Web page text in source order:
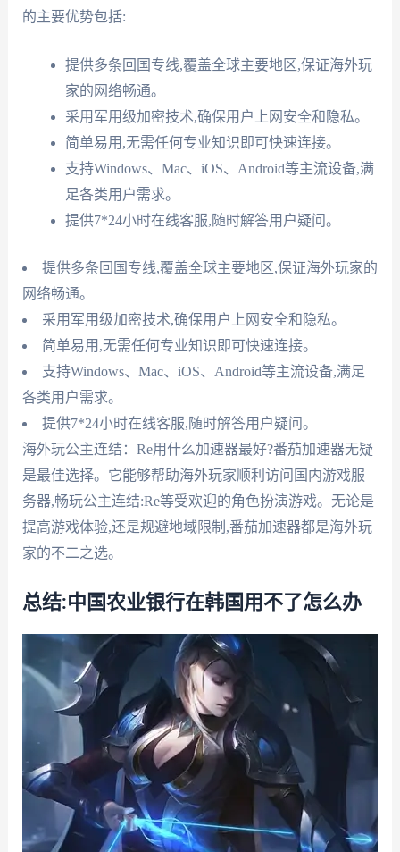
的主要优势包括:
提供多条回国专线,覆盖全球主要地区,保证海外玩
家的网络畅通。
采用军用级加密技术,确保用户上网安全和隐私。
简单易用,无需任何专业知识即可快速连接。
支持Windows、Mac、iOS、Android等主流设备,满
足各类用户需求。
提供7*24小时在线客服,随时解答用户疑问。
提供多条回国专线,覆盖全球主要地区,保证海外玩家的
网络畅通。
采用军用级加密技术,确保用户上网安全和隐私。
简单易用,无需任何专业知识即可快速连接。
支持Windows、Mac、iOS、Android等主流设备,满足
各类用户需求。
提供7*24小时在线客服,随时解答用户疑问。
海外玩公主连结：Re用什么加速器最好?番茄加速器无疑
是最佳选择。它能够帮助海外玩家顺利访问国内游戏服
务器,畅玩公主连结:Re等受欢迎的角色扮演游戏。无论是
提高游戏体验,还是规避地域限制,番茄加速器都是海外玩
家的不二之选。
总结:中国农业银行在韩国用不了怎么办